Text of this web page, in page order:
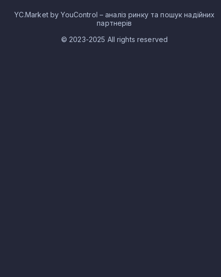
YC.Market by YouControl – аналіз ринку та пошук надійних
партнерів
© 2023-2025 All rights reserved